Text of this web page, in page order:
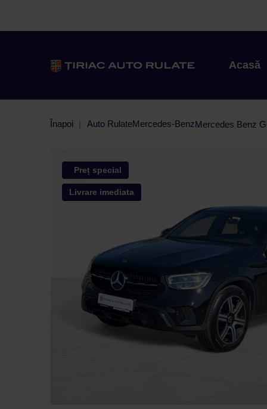
Acasă
Înapoi Auto RulateMercedes-BenzMercedes Benz
Preț special
Livrare imediata